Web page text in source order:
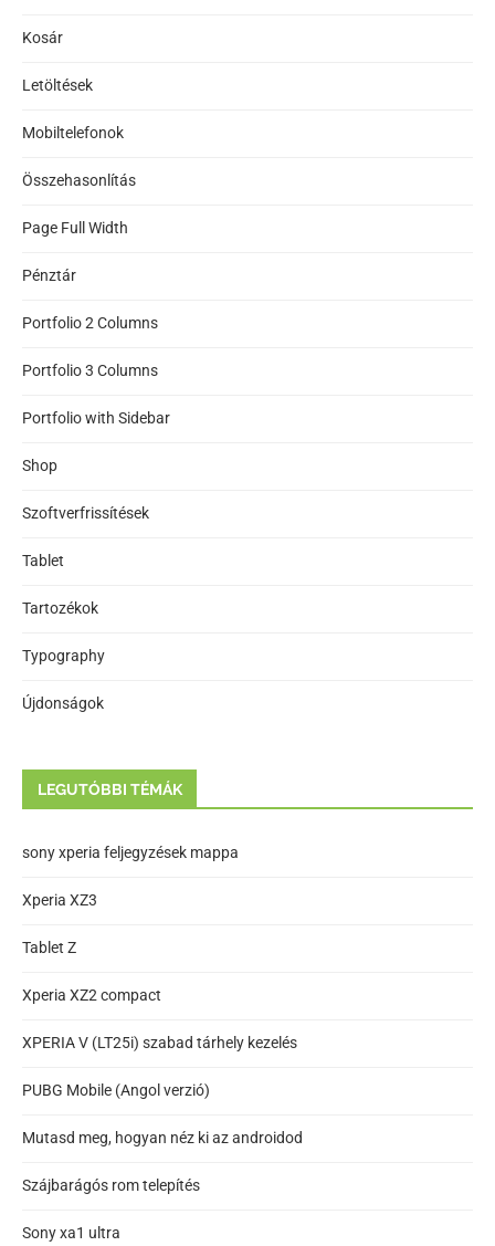
Kosár
Letöltések
Mobiltelefonok
Összehasonlítás
Page Full Width
Pénztár
Portfolio 2 Columns
Portfolio 3 Columns
Portfolio with Sidebar
Shop
Szoftverfrissítések
Tablet
Tartozékok
Typography
Újdonságok
LEGUTÓBBI TÉMÁK
sony xperia feljegyzések mappa
Xperia XZ3
Tablet Z
Xperia XZ2 compact
XPERIA V (LT25i) szabad tárhely kezelés
PUBG Mobile (Angol verzió)
Mutasd meg, hogyan néz ki az androidod
Szájbarágós rom telepítés
Sony xa1 ultra